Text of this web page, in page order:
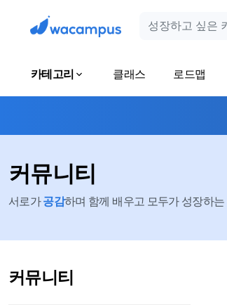
카테고리 클래스 로드맵
커뮤니티
서로가공감하며 함께 배우고 모두가 성장하는
커뮤니티